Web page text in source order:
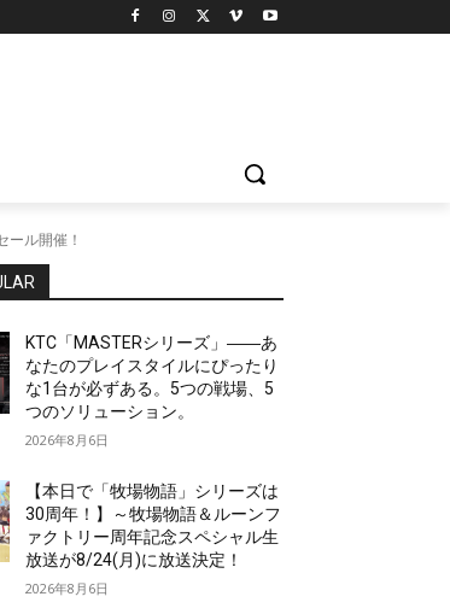
ル開催！
KTC「MASTERシリーズ」――あ
なたのプレイスタイルにぴったり
な1台が必ずある。5つの戦場、5
つのソリューション。
2026年8月6日
【本日で「牧場物語」シリーズは
30周年！】～牧場物語＆ルーンフ
ァクトリー周年記念スペシャル生
放送が8/24(月)に放送決定！
2026年8月6日